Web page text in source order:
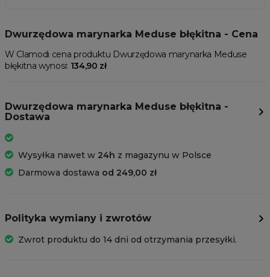
Dwurzędowa marynarka Meduse błękitna - Cena
W Clamodi cena produktu Dwurzędowa marynarka Meduse
błękitna wynosi: 134,90 zł
Dwurzędowa marynarka Meduse błękitna -
Dostawa
Wysyłka nawet w 24h z magazynu w Polsce
Darmowa dostawa od 249,00 zł
Polityka wymiany i zwrotów
Zwrot produktu do 14 dni od otrzymania przesyłki.